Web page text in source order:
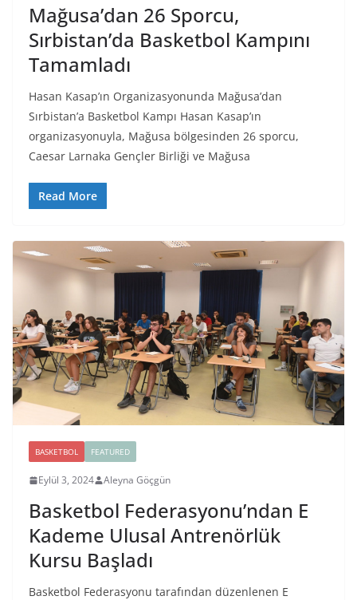
Mağusa’dan 26 Sporcu,
Sırbistan’da Basketbol Kampını
Tamamladı
Hasan Kasap’ın Organizasyonunda Mağusa’dan
Sırbistan’a Basketbol Kampı Hasan Kasap’ın
organizasyonuyla, Mağusa bölgesinden 26 sporcu,
Caesar Larnaka Gençler Birliği ve Mağusa
Read More
BASKETBOL FEATURED
Eylül 3, 2024 Aleyna Göçgün
Basketbol Federasyonu’ndan E
Kademe Ulusal Antrenörlük
Kursu Başladı
Basketbol Federasyonu tarafından düzenlenen E